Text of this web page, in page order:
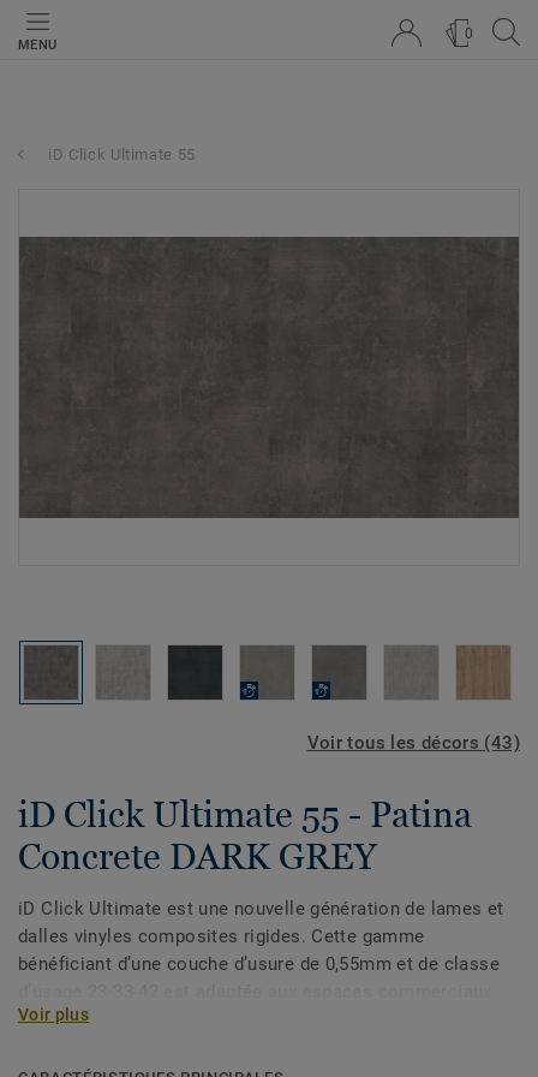
MENU
0
iD Click Ultimate 55
Voir tous les décors (43)
iD Click Ultimate 55 - Patina
Concrete DARK GREY
iD Click Ultimate est une nouvelle génération de lames et
dalles vinyles composites rigides. Cette gamme
bénéficiant d’une couche d’usure de 0,55mm et de classe
tels que les magasins, boutiques, hôtel, bureaux. Elle
Voir plus